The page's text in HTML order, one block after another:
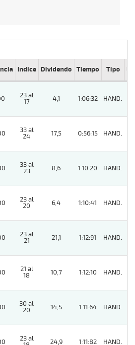
Indice Dividendo Tiempo Tipo Lº
23 al
17
4,1 1:06:32 HAND.
33 al
24
17,5 0:56:15 HAND.
33 al
23
8,6 1:10:20 HAND.
23 al
20
6,4 1:10:41 HAND.
23 al
21
21,1 1:12:91 HAND.
21 al
18
10,7 1:12:10 HAND.
30 al
20
14,5 1:11:64 HAND.
23 al
24,9 1:11:82 HAND.